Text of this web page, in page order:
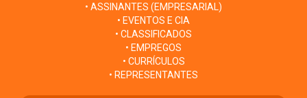
• ASSINANTES (EMPRESARIAL)
• EVENTOS E CIA
• CLASSIFICADOS
• EMPREGOS
• CURRÍCULOS
• REPRESENTANTES